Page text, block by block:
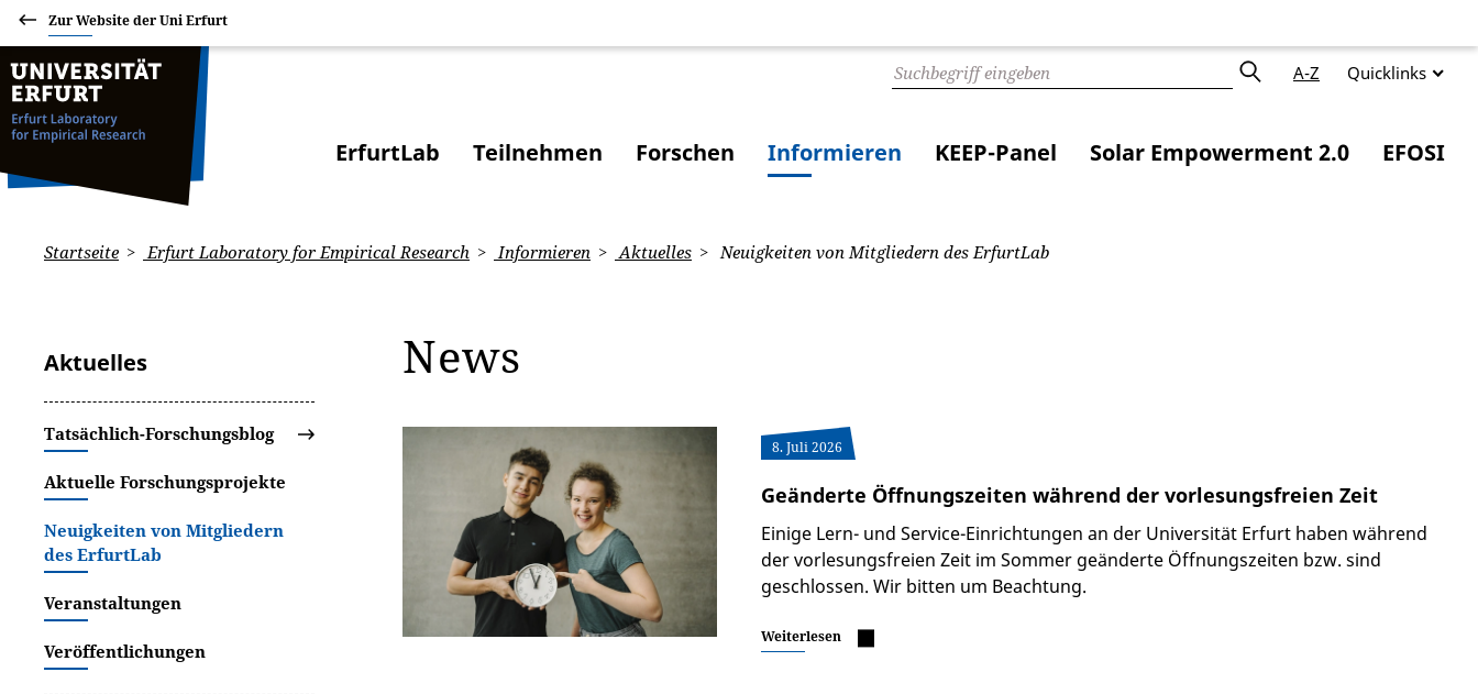
Zur Website der Uni Erfurt
A-Z Quicklinks
ErfurtLab Teilnehmen Forschen Informieren KEEP-Panel Solar Empowerment 2.0 EFOSI
Startseite Erfurt Laboratory for Empirical Research Informieren Aktuelles Neuigkeiten von Mitgliedern des ErfurtLab
Aktuelles
Tatsächlich-Forschungsblog
Aktuelle Forschungsprojekte
Neuigkeiten von Mitgliedern
des ErfurtLab
Veranstaltungen
Veröffentlichungen
News
8. Juli 2026
Geänderte Öffnungszeiten während der vorlesungsfreien Zeit
Einige Lern- und Service-Einrichtungen an der Universität Erfurt haben während
der vorlesungsfreien Zeit im Sommer geänderte Öffnungszeiten bzw. sind
geschlossen. Wir bitten um Beachtung.
Weiterlesen